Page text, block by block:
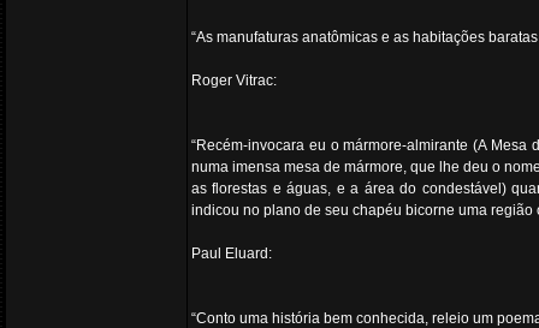
“As manufaturas anatômicas e as habitações
Roger Vitrac:
“Recém-invocara eu o mármore-almirante (A
numa imensa mesa de mármore, que lhe deu o
as florestas e águas, e a área do condestável)
indicou no plano de seu chapéu bicorne uma região
Paul Eluard:
“Conto uma história bem conhecida, releio um